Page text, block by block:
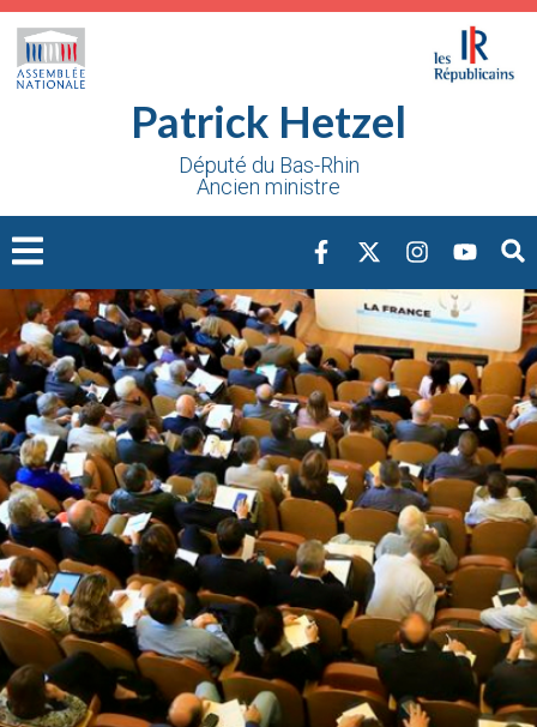
Patrick Hetzel
Député du Bas-Rhin
Ancien ministre
Cookies management panel